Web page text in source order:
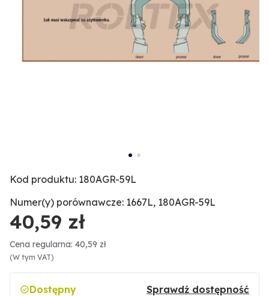
Kod produktu: 180AGR-59L
Numer(y) porównawcze: 1667L, 180AGR-59L
40,59 zł
Cena regularna: 40,59 zł
(W tym VAT)
Dostępny Sprawdź dostępność